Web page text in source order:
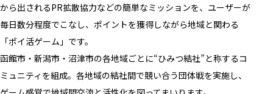
から出されるPR拡散協力などの簡単なミッションを、ユーザーが
毎日数分程度でこなし、ポイントを獲得しながら地域と関わる
「ポイ活ゲーム」です。
函館市・新潟市・沼津市の各地域ごとに“ひみつ結社”と称するコ
ミュニティを組成。各地域の結社間で競い合う団体戦を実施し、